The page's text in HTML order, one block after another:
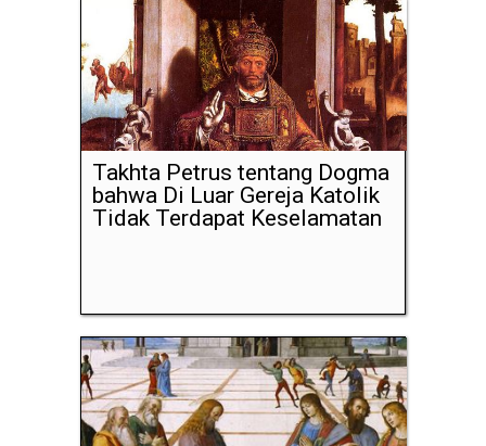
Takhta Petrus tentang Dogma
bahwa Di Luar Gereja Katolik
Tidak Terdapat Keselamatan